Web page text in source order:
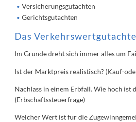
Versicherungsgutachten
Gerichtsgutachten
Das
Im Grunde dreht sich immer alles um
Ist der Marktpreis realistisch? (Kauf-
Nachlass in einem Erbfall. Wie hoch ist
(Erbschaftssteuerfrage)
Welcher Wert ist für die